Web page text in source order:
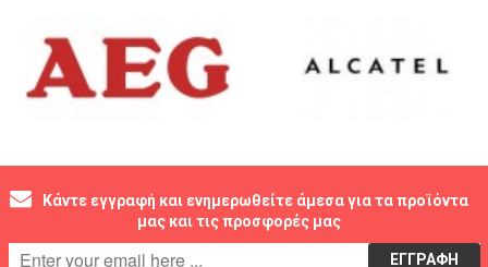
Κάντε εγγραφή και ενημερωθείτε άμεσα για τα προϊόντα
μας και τις προσφορές μας